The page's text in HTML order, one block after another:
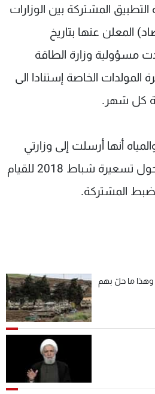
التطبيق المشتركة بين الوزارات
المعلن عنها بتاريخ
حددت مسؤولية وزارة الطاقة
المولدات الخاصة إستنادا الى
كل شهر.
أنها أرسلت إلى وزارتي
الداخلية والإقتصاد كتبا حول تسعيرة شباط 2018 للقيام
المشتركة.
وهذا ما حلّ بهم